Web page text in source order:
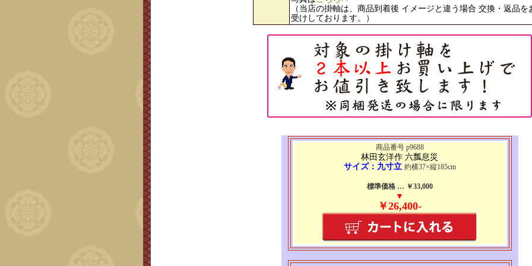
（当店の掛軸は、商品到着後 イメージと違う場合 交換・返品を
受けしております。）
商品番号 p9688
林田玄洋作 六瓢息災
サイズ：九寸立 約横37×縦185cm
標準価格 … ￥33,000
▼
￥26,400-